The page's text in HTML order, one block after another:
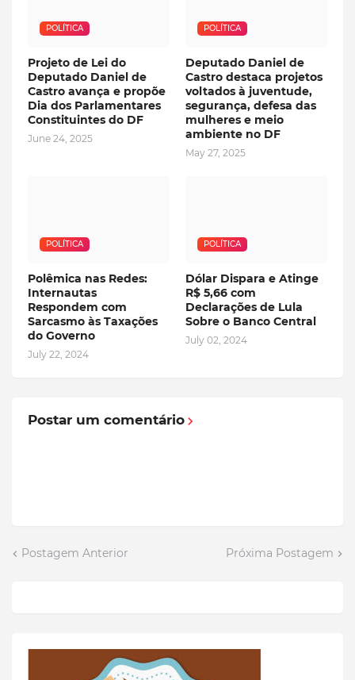
POLÍTICA
Projeto de Lei do
Deputado Daniel de
Castro avança e propõe
Dia dos Parlamentares
Constituintes do DF
June 24, 2025
POLÍTICA
Deputado Daniel de
Castro destaca projetos
voltados à juventude,
segurança, defesa das
mulheres e meio
ambiente no DF
May 27, 2025
POLÍTICA
Polêmica nas Redes:
Internautas
Respondem com
Sarcasmo às Taxações
do Governo
July 22, 2024
POLÍTICA
Dólar Dispara e Atinge
R$ 5,66 com
Declarações de Lula
Sobre o Banco Central
July 02, 2024
Postar um comentário
Postagem Anterior Próxima Postagem